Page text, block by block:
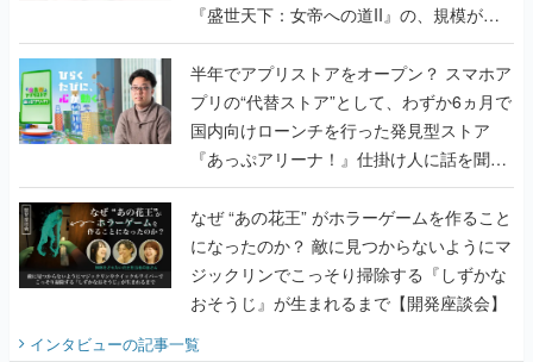
『盛世天下：女帝への道II』の、規模が違
うこだわりをプロデューサーに聞いた
半年でアプリストアをオープン？ スマホア
プリの“代替ストア”として、わずか6ヵ月で
国内向けローンチを行った発見型ストア
『あっぷアリーナ！』仕掛け人に話を聞い
てみた
なぜ “あの花王” がホラーゲームを作ること
になったのか？ 敵に見つからないようにマ
ジックリンでこっそり掃除する『しずかな
おそうじ』が生まれるまで【開発座談会】
インタビューの記事一覧